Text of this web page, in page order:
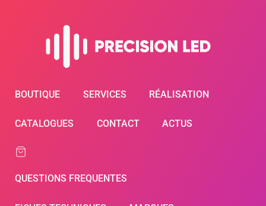
BOUTIQUE SERVICES RÉALISATION
CATALOGUES CONTACT ACTUS
QUESTIONS FREQUENTES